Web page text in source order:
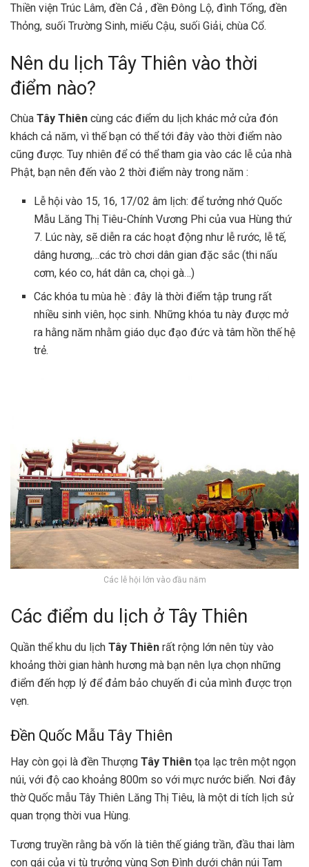
Thiền viện Trúc Lâm, đền Cả , đền Đông Lộ, đình Tổng, đền
Thỏng, suối Trường Sinh, miếu Cậu, suối Giải, chùa Cổ.
Nên du lịch Tây Thiên vào thời
điểm nào?
Chùa Tây Thiên cùng các điểm du lịch khác mở cửa đón
khách cả năm, vì thế bạn có thể tới đây vào thời điểm nào
cũng được. Tuy nhiên để có thể tham gia vào các lễ của nhà
Phật, bạn nên đến vào 2 thời điểm này trong năm :
Lễ hội vào 15, 16, 17/02 âm lịch: để tưởng nhớ Quốc
Mẫu Lăng Thị Tiêu-Chính Vương Phi của vua Hùng thứ
7. Lúc này, sẽ diễn ra các hoạt động như lễ rước, lễ tế,
dâng hương,…các trò chơi dân gian đặc sắc (thi nấu
cơm, kéo co, hát dân ca, chọi gà…)
Các khóa tu mùa hè : đây là thời điểm tập trung rất
nhiều sinh viên, học sinh. Những khóa tu này được mở
ra hằng năm nhằm giáo dục đạo đức và tâm hồn thế hệ
trẻ.
Các lễ hội lớn vào đầu năm
Các điểm du lịch ở Tây Thiên
Quần thể khu du lịch Tây Thiên rất rộng lớn nên tùy vào
khoảng thời gian hành hương mà bạn nên lựa chọn những
điểm đến hợp lý để đảm bảo chuyến đi của mình được trọn
vẹn.
Đền Quốc Mẫu Tây Thiên
Hay còn gọi là đền Thượng Tây Thiên tọa lạc trên một ngọn
núi, với độ cao khoảng 800m so với mực nước biển. Nơi đây
thờ Quốc mẫu Tây Thiên Lăng Thị Tiêu, là một di tích lịch sử
quan trọng thời vua Hùng.
Tương truyền rằng bà vốn là tiên thế giáng trần, đầu thai làm
con gái của vị tù trưởng vùng Sơn Đình dưới chân núi Tam